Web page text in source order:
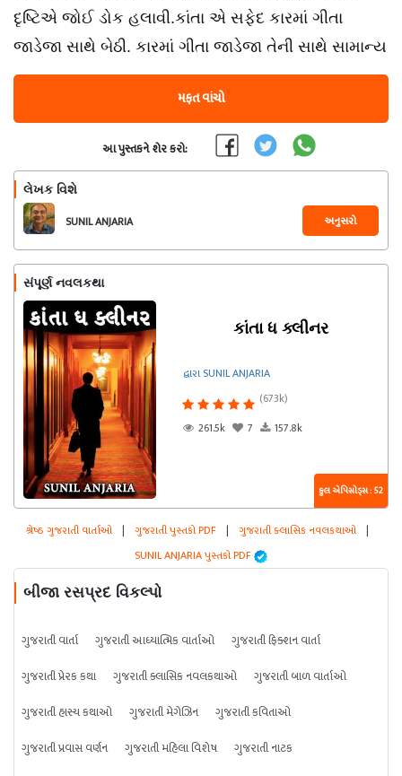
દૃષ્ટિએ જોઈ ડોક હલાવી.કાંતા એ સફેદ કારમાં ગીતા
જાડેજા સાથે બેઠી. કારમાં ગીતા જાડેજા તેની સાથે સામાન્ય
મફત વાંચો
આ પુસ્તકને શેર કરો:
લેખક વિશે
SUNIL ANJARIA અનુસરો
સંપૂર્ણ નવલકથા
કાંતા ધ ક્લીનર
દ્વારા SUNIL ANJARIA
(673k)
261.5k
7 157.8k
કુલ એપિસોડ્સ : 52
શ્રેષ્ઠ ગુજરાતી વાર્તાઓ | ગુજરાતી પુસ્તકો PDF | ગુજરાતી ક્લાસિક નવલકથાઓ |
SUNIL ANJARIA પુસ્તકો PDF
બીજા રસપ્રદ વિકલ્પો
ગુજરાતી વાર્તા ગુજરાતી આધ્યાત્મિક વાર્તાઓ
ગુજરાતી ફિક્શન વાર્તા
ગુજરાતી પ્રેરક કથા
ગુજરાતી ક્લાસિક નવલકથાઓ
ગુજરાતી બાળ વાર્તાઓ
ગુજરાતી હાસ્ય કથાઓ
ગુજરાતી મેગેઝિન
ગુજરાતી કવિતાઓ
ગુજરાતી પ્રવાસ વર્ણન
ગુજરાતી મહિલા વિશેષ
ગુજરાતી નાટક